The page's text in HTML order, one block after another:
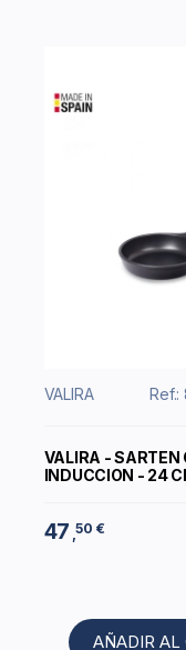
VALIRA Ref.:
VALIRA - SARTEN
INDUCCION - 24
47 ,50 €
AÑADIR AL